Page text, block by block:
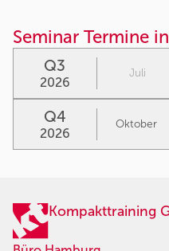
Seminar Termine
Q3
2026
Juli
Q4
2026
Oktober
Kompakttraining